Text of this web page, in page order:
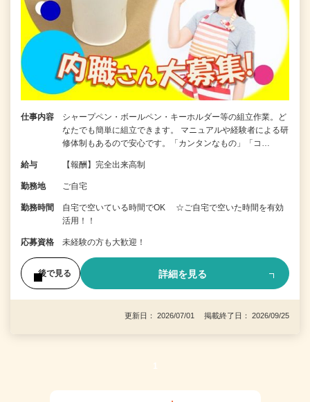
仕事内容
シャープペン・ボールペン・キーホルダー等の組立作業。ど
なたでも簡単に組立できます。 マニュアルや経験者による研
修体制もあるので安心です。「カンタンなもの」「コ…
給与 【報酬】完全出来高制
勤務地 ご自宅
勤務時間
自宅で空いている時間でOK ☆ご自宅で空いた時間を有効
活用！！
応募資格 未経験の方も大歓迎！
後で見る 詳細を見る
更新日： 2026/07/01 掲載終了日： 2026/09/25
1